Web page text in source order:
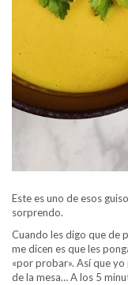
Este es uno de esos
sorprendo.
Cuando les digo que de
me dicen es que les
«por probar». Así que
de la mesa… A los 5